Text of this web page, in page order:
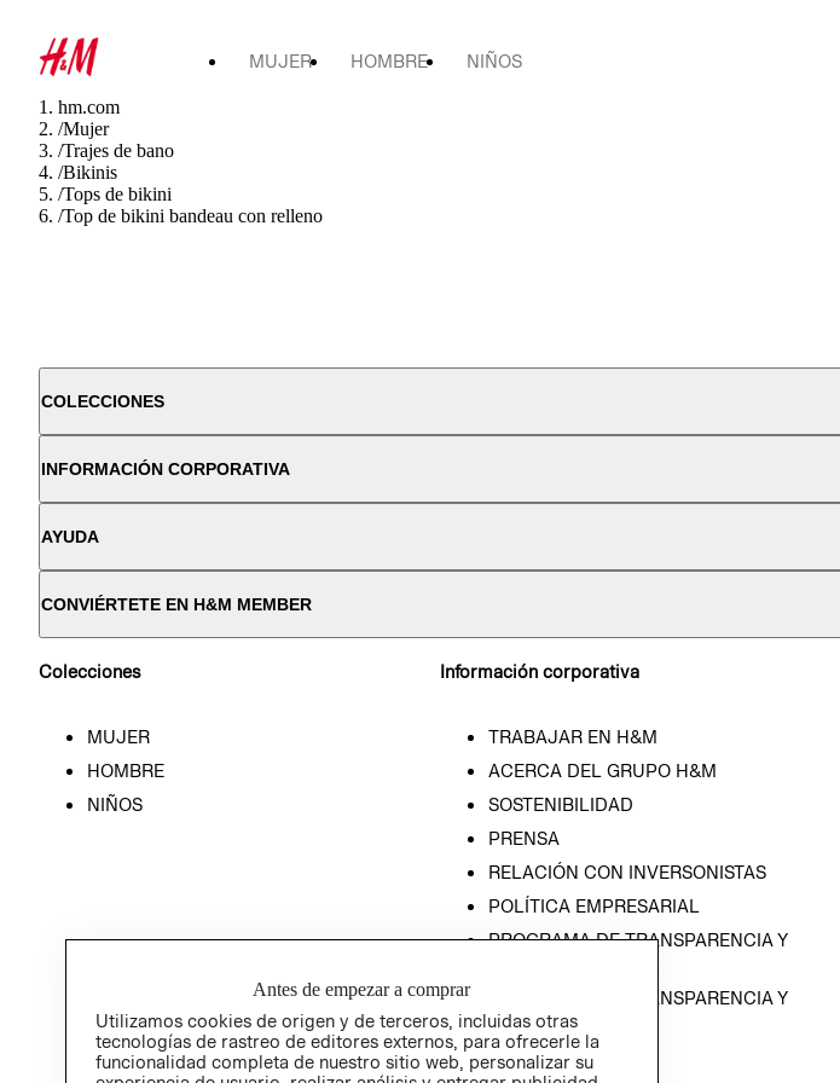
MUJER HOMBRE NIÑOS
hm.com
/Mujer
/Trajes de bano
/Bikinis
/Tops de bikini
/Top de bikini bandeau con relleno
COLECCIONES
INFORMACIÓN CORPORATIVA
AYUDA
CONVIÉRTETE EN H&M MEMBER
Colecciones
MUJER
HOMBRE
NIÑOS
Información corporativa
TRABAJAR EN H&M
ACERCA DEL GRUPO H&M
SOSTENIBILIDAD
PRENSA
RELACIÓN CON INVERSONISTAS
POLÍTICA EMPRESARIAL
PROGRAMA DE TRANSPARENCIA Y
PROGRAMA DE TRANSPARENCIA Y
ÉTICA (INGLÉS)
Antes de empezar a comprar
Utilizamos cookies de origen y de terceros, incluidas otras
tecnologías de rastreo de editores externos, para ofrecerle la
funcionalidad completa de nuestro sitio web, personalizar su